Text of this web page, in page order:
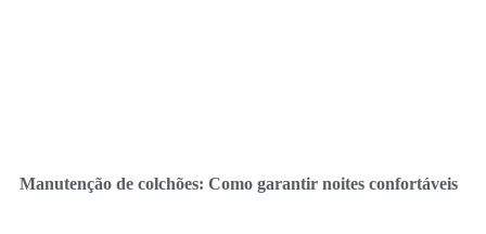
Manutenção de colchões: Como garantir noites confortáveis